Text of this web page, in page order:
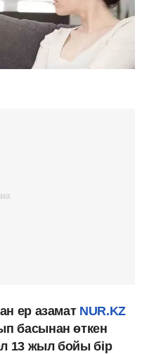
ер азамат NUR.KZ
басынан өткен
13 жыл бойы бір